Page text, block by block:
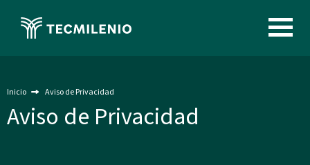
contenido
Image
Inicio Aviso de Privacidad
Aviso de Privacidad